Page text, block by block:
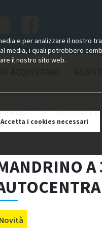
e per analizzare il nostro
i quali potrebbero
il nostro sito web.
Accetta i cookies necessari
metalli mandrino a
A
Novità